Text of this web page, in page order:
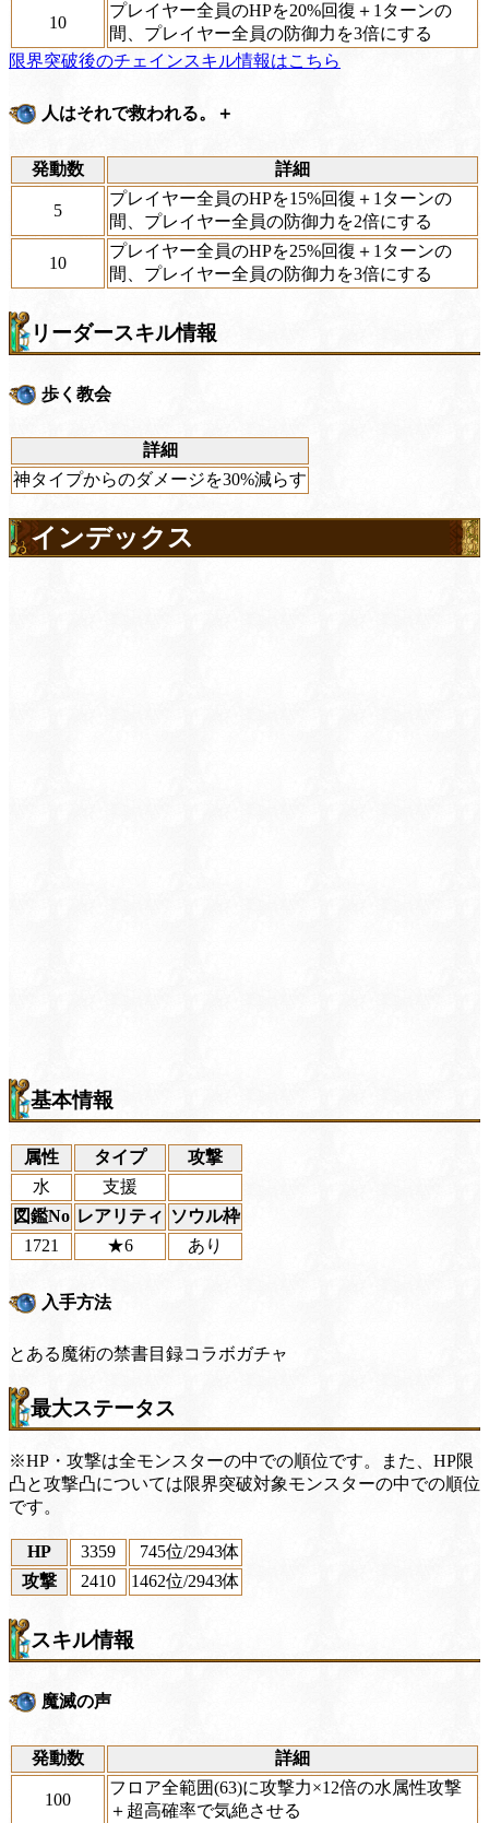
10
プレイヤー全員のHPを20%回復＋1ターンの
間、プレイヤー全員の防御力を3倍にする
限界突破後のチェインスキル情報はこちら
人はそれで救われる。＋
発動数 詳細
5
プレイヤー全員のHPを15%回復＋1ターンの
間、プレイヤー全員の防御力を2倍にする
10
プレイヤー全員のHPを25%回復＋1ターンの
間、プレイヤー全員の防御力を3倍にする
リーダースキル情報
歩く教会
詳細
神タイプからのダメージを30%減らす
インデックス
基本情報
属性 タイプ
攻撃
水
支援
図鑑No レアリティ ソウル枠
1721
★6 あり
入手方法
とある魔術の禁書目録コラボガチャ
最大ステータス
※HP・攻撃は全モンスターの中での順位です。また、HP限
凸と攻撃凸については限界突破対象モンスターの中での順位
です。
HP 3359 745位/2943体
攻撃
2410 1462位/2943体
スキル情報
魔滅の声
発動数 詳細
100
フロア全範囲(63)に攻撃力×12倍の水属性攻撃
＋超高確率で気絶させる